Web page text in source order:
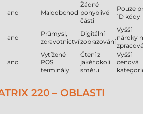
ano Maloobchod
Žádné
pohyblivé
části
Pouze
1D kódy
ano
Průmysl,
zdravotnictví
Digitální
zobrazování
Vyšší
nároky
ano
Vytížené
POS
terminály
Čtení z
jakéhokoli
směru
Vyšší
cenová
220 – OBLASTI